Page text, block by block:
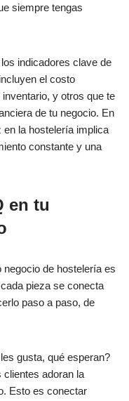
siempre tengas
indicadores clave de
el costo
y otros que te
de tu negocio. En
en la hostelería implica
constante y una
en tu
de hostelería es
pieza se conecta
paso a paso, de
gusta, qué esperan?
clientes adoran la
Esto es conectar